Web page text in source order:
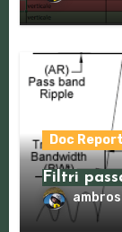
Doc
Filtri